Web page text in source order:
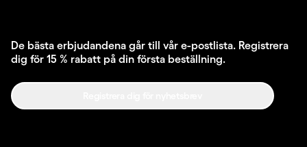
De bästa erbjudandena går till vår e-postlista. Registrera
dig för 15 % rabatt på din första beställning.